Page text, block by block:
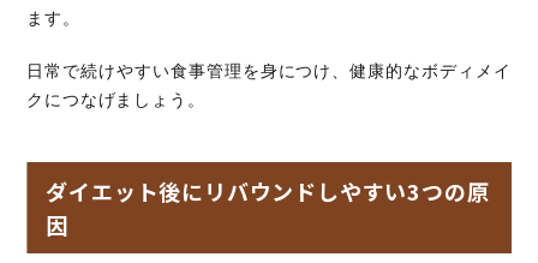
ます。
日常で続けやすい食事管理を身につけ、健康的なボディメイ
クにつなげましょう。
ダイエット後にリバウンドしやすい3つの原
因